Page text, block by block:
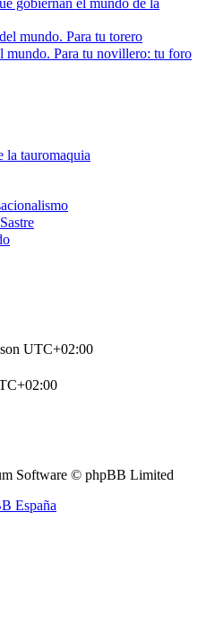
gobiernan el mundo de la
mundo. Para tu torero
Para tu novillero: tu foro
la tauromaquia
UTC+02:00
Software © phpBB Limited
España